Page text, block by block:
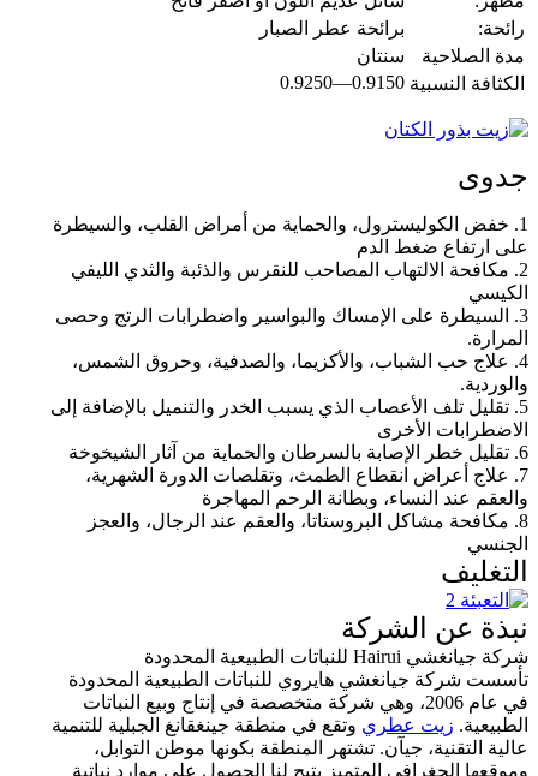
رائحة:
برائحة عطر الصبار
مدة الصلاحية
سنتان
الكثافة النسبية 0.9150—0.9250
جدوى
1. خفض الكوليسترول، والحماية من أمراض القلب، والسيطرة
على ارتفاع ضغط الدم
2. مكافحة الالتهاب المصاحب للنقرس والذئبة والثدي الليفي
الكيسي
3. السيطرة على الإمساك والبواسير واضطرابات الرتج وحصى
المرارة.
4. علاج حب الشباب، والأكزيما، والصدفية، وحروق الشمس،
والوردية.
5. تقليل تلف الأعصاب الذي يسبب الخدر والتنميل بالإضافة إلى
الاضطرابات الأخرى
6. تقليل خطر الإصابة بالسرطان والحماية من آثار الشيخوخة
7. علاج أعراض انقطاع الطمث، وتقلصات الدورة الشهرية،
والعقم عند النساء، وبطانة الرحم المهاجرة
8. مكافحة مشاكل البروستاتا، والعقم عند الرجال، والعجز
الجنسي
التغليف
نبذة عن الشركة
شركة جيانغشي Hairui للنباتات الطبيعية المحدودة
تأسست شركة جيانغشي هايروي للنباتات الطبيعية المحدودة
في عام 2006، وهي شركة متخصصة في إنتاج وبيع النباتات
الطبيعية. زيت عطري وتقع في منطقة جينغقانغ الجبلية للتنمية
عالية التقنية، جيآن. تشتهر المنطقة بكونها موطن التوابل،
وموقعها الجغرافي المتميز يتيح لنا الحصول على موارد نباتية